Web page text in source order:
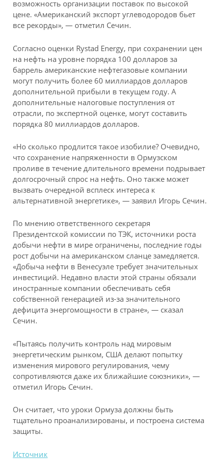
возможность организации поставок по высокой
цене. «Американский экспорт углеводородов бьет
все рекорды», — отметил Сечин.
Согласно оценки Rystad Energy, при сохранении цен
на нефть на уровне порядка 100 долларов за
баррель американские нефтегазовые компании
могут получить более 60 миллиардов долларов
дополнительной прибыли в текущем году. А
дополнительные налоговые поступления от
отрасли, по экспертной оценке, могут составить
порядка 80 миллиардов долларов.
«Но сколько продлится такое изобилие? Очевидно,
что сохранение напряженности в Ормузском
проливе в течение длительного времени подрывает
долгосрочный спрос на нефть. Оно также может
вызвать очередной всплеск интереса к
альтернативной энергетике», — заявил Игорь Сечин.
По мнению ответственного секретаря
Президентской комиссии по ТЭК, источники роста
добычи нефти в мире ограничены, последние годы
рост добычи на американском сланце замедляется.
«Добыча нефти в Венесуэле требует значительных
инвестиций. Недавно власти этой страны обязали
иностранные компании обеспечивать себя
собственной генерацией из-за значительного
дефицита энергомощности в стране», — сказал
Сечин.
«Пытаясь получить контроль над мировым
энергетическим рынком, США делают попытку
изменения мирового регулирования, чему
сопротивляются даже их ближайшие союзники», —
отметил Игорь Сечин.
Он считает, что уроки Ормуза должны быть
тщательно проанализированы, и построена система
защиты.
Источник